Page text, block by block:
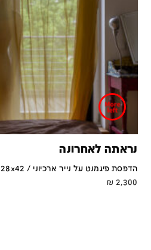
נראתה לאחרונה
הדפסת פיגמנט על נייר ארכיוני / 28x42 ס''מ
2,300
₪